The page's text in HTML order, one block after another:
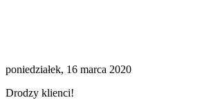
poniedziałek, 16 marca 2020
Drodzy klienci!